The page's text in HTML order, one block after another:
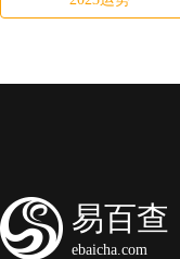
易百查
ebaicha.com